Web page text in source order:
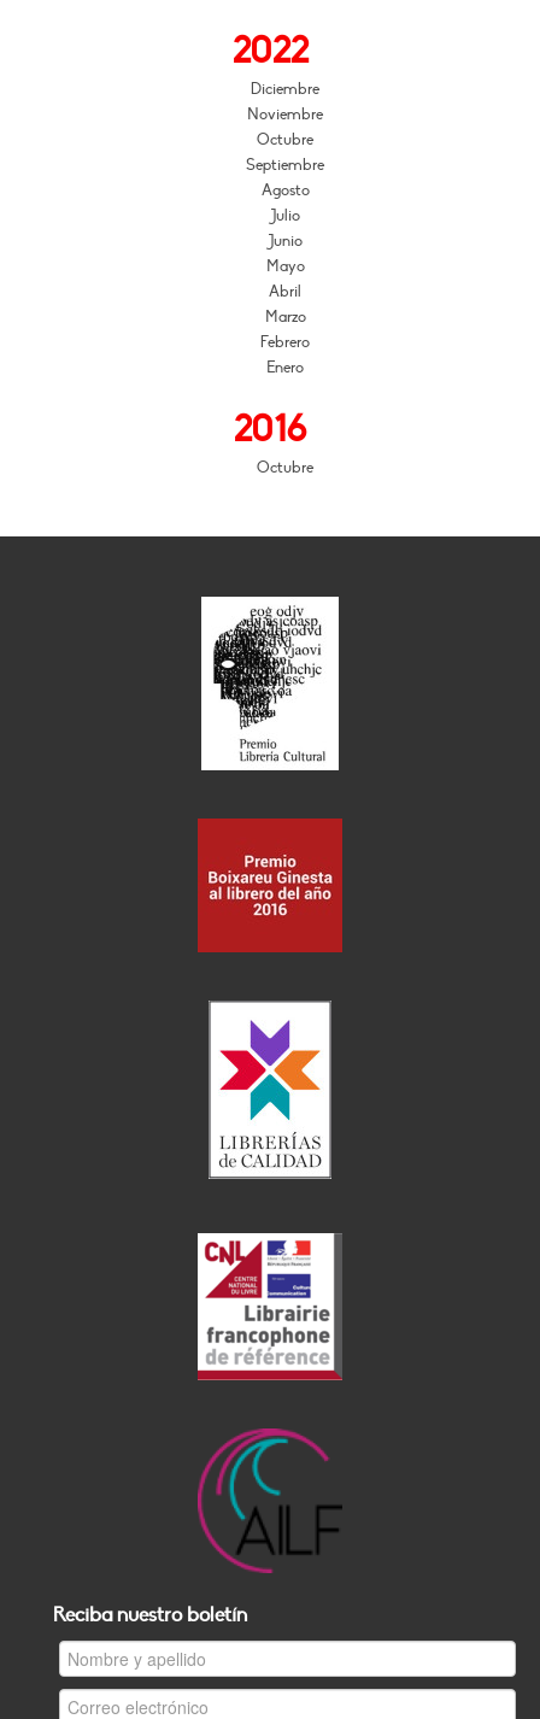
2022
Diciembre
Noviembre
Octubre
Septiembre
Agosto
Julio
Junio
Mayo
Abril
Marzo
Febrero
Enero
2016
Octubre
Reciba nuestro boletín